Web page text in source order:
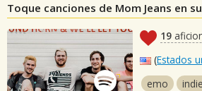
Toque canciones de Mom Jeans en
19
(Estados
emo
indie